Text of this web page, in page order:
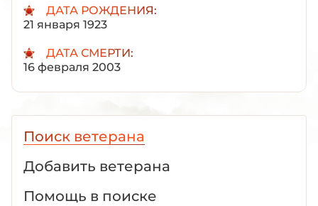
ДАТА РОЖДЕНИЯ:
21 января 1923
ДАТА СМЕРТИ:
16 февраля 2003
Поиск ветерана
Добавить ветерана
Помощь в поиске